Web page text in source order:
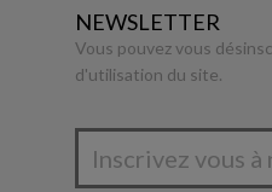
NEWSLETTER
Vous pouvez vous
d'utilisation du site.